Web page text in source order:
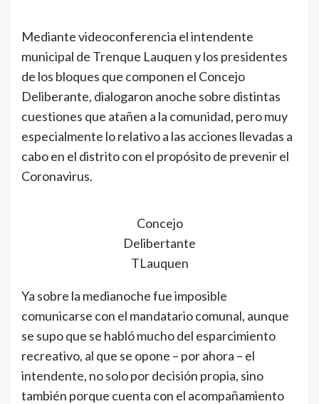
Mediante videoconferencia el intendente
municipal de Trenque Lauquen y los presidentes
de los bloques que componen el Concejo
Deliberante, dialogaron anoche sobre distintas
cuestiones que atañen a la comunidad, pero muy
especialmente lo relativo a las acciones llevadas a
cabo en el distrito con el propósito de prevenir el
Coronavirus.
Concejo
Delibertante
TLauquen
Ya sobre la medianoche fue imposible
comunicarse con el mandatario comunal, aunque
se supo que se habló mucho del esparcimiento
recreativo, al que se opone – por ahora – el
intendente, no solo por decisión propia, sino
también porque cuenta con el acompañamiento